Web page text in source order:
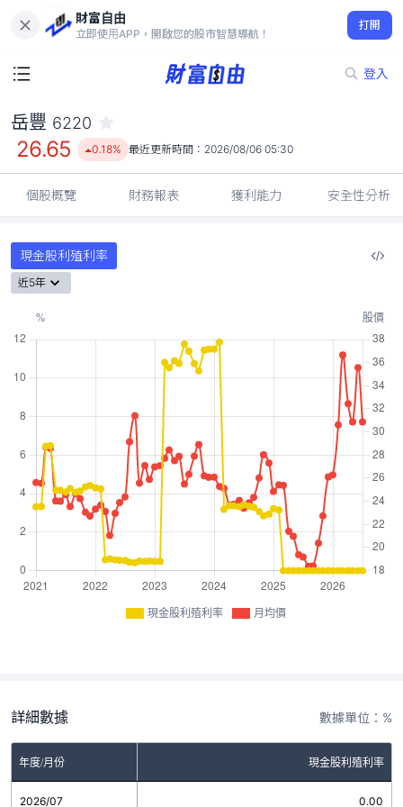
財富自由
立即使用APP，開啟您的股市智慧導航！
打開
登入
26.65
0.18%
岳豐 6220
26.65 0.18% 最近更新時間： 2026/08/06 05:30
個股概覽 財務報表 獲利能力 安全性分析
現金股利殖利率
近5年
現金股利殖利率 月均價
詳細數據 數據單位：%
年度/月份 現金股利殖利率
2026/07 0.00